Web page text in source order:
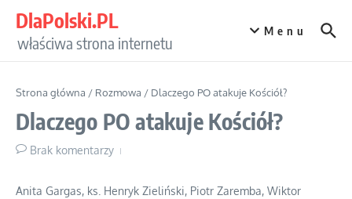
DlaPolski.PL
właściwa strona internetu
Menu
Strona główna / Rozmowa / Dlaczego PO atakuje Kościół?
Dlaczego PO atakuje Kościół?
Brak komentarzy
Anita Gargas, ks. Henryk Zieliński, Piotr Zaremba, Wiktor